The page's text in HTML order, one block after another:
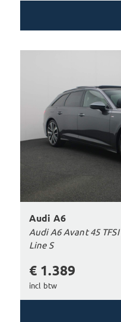
Audi A6
Audi A6 Avant 45
Line S
€ 1.389
incl btw